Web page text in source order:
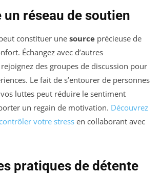
réseau de soutien
constituer une source précieuse de
Échangez avec d’autres
des groupes de discussion pour
Le fait de s’entourer de personnes
luttes peut réduire le sentiment
un regain de motivation. Découvrez
votre stress en collaborant avec
pratiques de détente